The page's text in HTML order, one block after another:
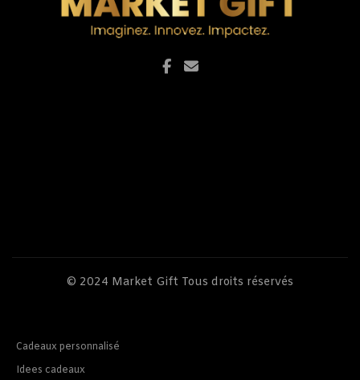
© 2024 Market Gift Tous droits réservés
Cadeaux personnalisé
Idees cadeaux